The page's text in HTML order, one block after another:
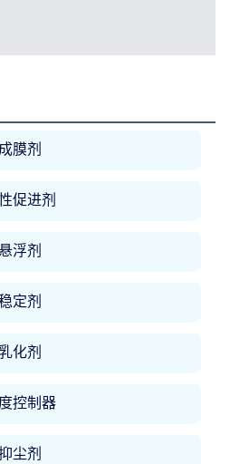
成膜剂
促进剂
悬浮剂
定剂
化剂
控制器
尘剂